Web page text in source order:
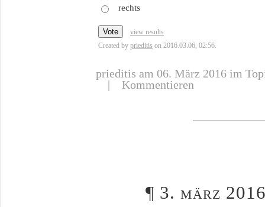
rechts
view results
Created by prieditis on 2016.03.06, 02:56.
prieditis am 06. März 2016 im
| Kommentieren
¶ 3. märz